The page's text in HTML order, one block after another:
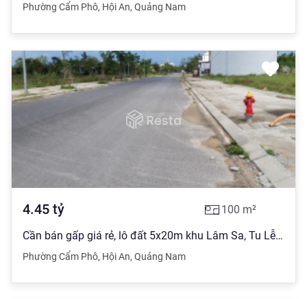
Phường Cẩm Phô, Hội An, Quảng Nam
4.45 tỷ 100 m²
Cần bán gấp giá rẻ, lô đất 5x20m khu Lâm Sa, Tu Lễ ngay trung tâm phố, giá 4.450tỷ, thương lượng
Phường Cẩm Phô, Hội An, Quảng Nam